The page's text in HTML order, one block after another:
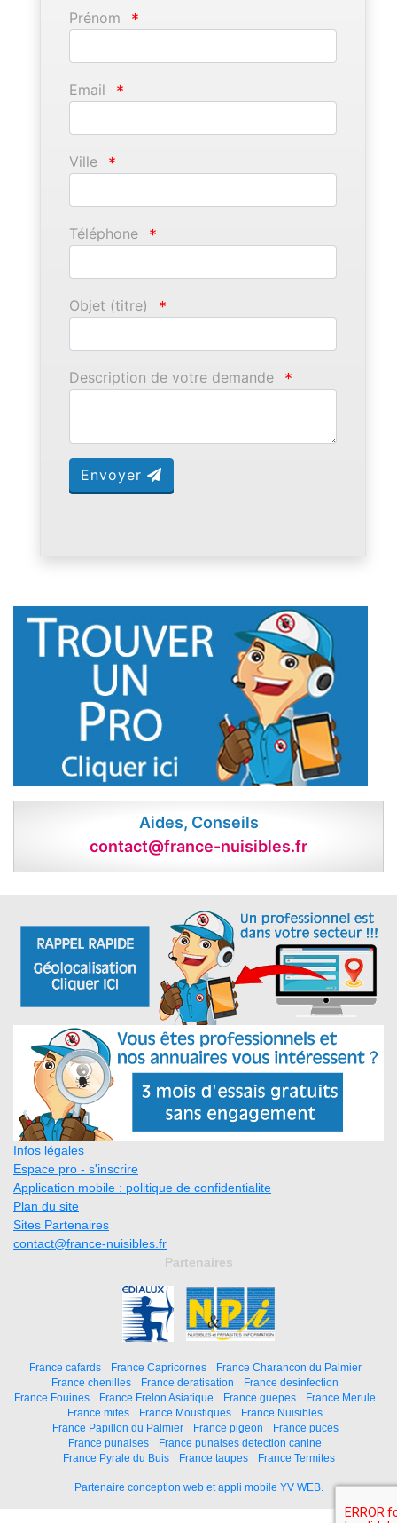
Prénom *
Email *
Ville *
Téléphone *
Objet (titre) *
Description de votre demande *
Envoyer
Aides, Conseils
contact@france-nuisibles.fr
Infos légales
Espace pro - s'inscrire
Application mobile : politique de confidentialite
Plan du site
Sites Partenaires
contact@france-nuisibles.fr
Partenaires
France cafards France Capricornes
France Charancon du Palmier
France chenilles
France deratisation
France desinfection
France Fouines
France Frelon Asiatique France guepes
France Merule
France mites
France Moustiques
France Nuisibles
France Papillon du Palmier
France pigeon
France puces
France punaises
France punaises detection canine
France Pyrale du Buis
France taupes France Termites
Partenaire conception web et appli mobile YV WEB.